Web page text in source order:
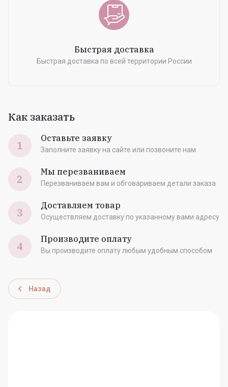
Быстрая доставка
Быстрая доставка по всей территории России
Как заказать
1
Оставьте заявку
Заполните заявку на сайте или позвоните нам
2
Мы перезваниваем
Перезваниваем вам и обговариваем детали заказа
3
Доставляем товар
Осуществляем доставку по указанному вами адресу
4
Производите оплату
Вы производите оплату любым удобным способом
Назад